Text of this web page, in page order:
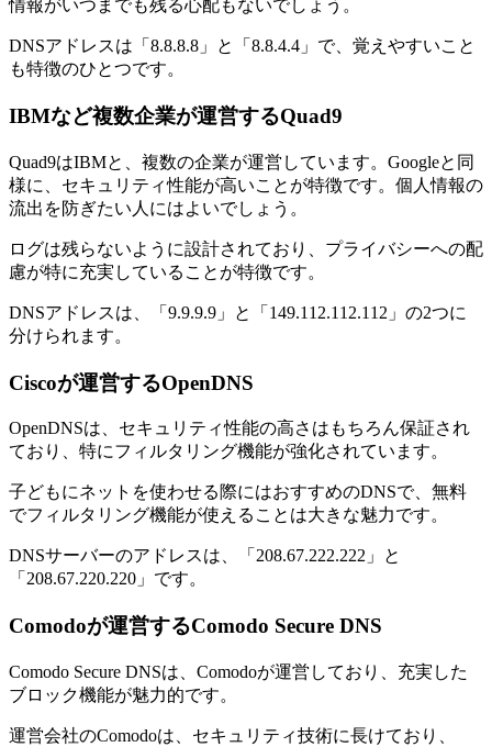
情報がいつまでも残る心配もないでしょう。
DNSアドレスは「8.8.8.8」と「8.8.4.4」で、覚えやすいこと
も特徴のひとつです。
IBMなど複数企業が運営するQuad9
Quad9はIBMと、複数の企業が運営しています。Googleと同
様に、セキュリティ性能が高いことが特徴です。個人情報の
流出を防ぎたい人にはよいでしょう。
ログは残らないように設計されており、プライバシーへの配
慮が特に充実していることが特徴です。
DNSアドレスは、「9.9.9.9」と「149.112.112.112」の2つに
分けられます。
Ciscoが運営するOpenDNS
OpenDNSは、セキュリティ性能の高さはもちろん保証され
ており、特にフィルタリング機能が強化されています。
子どもにネットを使わせる際にはおすすめのDNSで、無料
でフィルタリング機能が使えることは大きな魅力です。
DNSサーバーのアドレスは、「208.67.222.222」と
「208.67.220.220」です。
Comodoが運営するComodo Secure DNS
Comodo Secure DNSは、Comodoが運営しており、充実した
ブロック機能が魅力的です。
運営会社のComodoは、セキュリティ技術に長けており、